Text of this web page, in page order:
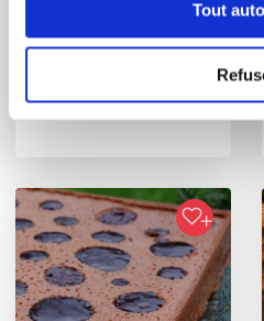
Tout
janineb_8351